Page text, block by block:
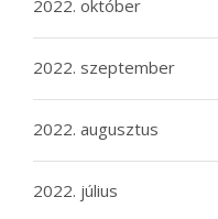
2022. október
2022. szeptember
2022. augusztus
2022. július